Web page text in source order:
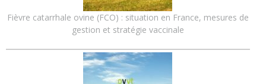
Fièvre catarrhale ovine (FCO) : situation en France, mesures de
gestion et stratégie vaccinale